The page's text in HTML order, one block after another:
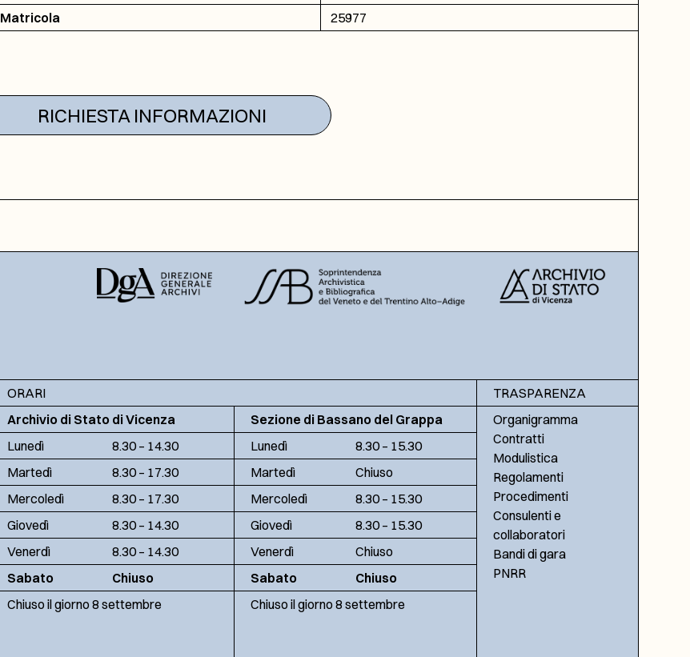
Matricola
25977
RICHIESTA INFORMAZIONI
ORARI
Archivio di Stato di Vicenza
Lunedì
8.30 – 14.30
Martedì
8.30 – 17.30
Mercoledì
8.30 – 17.30
Giovedì
8.30 – 14.30
Venerdì
8.30 – 14.30
Sabato
Chiuso
Chiuso il giorno 8 settembre
Sezione di Bassano del Grappa
Lunedì
8.30 – 15.30
Martedì
Chiuso
Mercoledì
8.30 – 15.30
Giovedì
8.30 – 15.30
Venerdì
Chiuso
Sabato
Chiuso
Chiuso il giorno 8 settembre
TRASPARENZA
Organigramma
Contratti
Modulistica
Regolamenti
Procedimenti
Consulenti e
collaboratori
Bandi di gara
PNRR